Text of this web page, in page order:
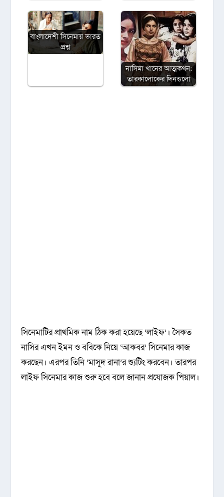
বাংলাদেশী সিনেমায় ভারত
প্রশ্ন
নাসিমা খানের আত্মকথন:
তারকালোকের দিনগুলো
সিনেমাটির প্রাথমিক নাম ঠিক করা হয়েছে ‘লাইফ’। সৈকত
নাসির এখন ইমন ও ববিকে নিয়ে ‘আকবর’ সিনেমার কাজ
করছেন। এরপর তিনি ‘মাসুদ রানা’র শ্যুটিং করবেন। তারপর
লাইফ সিনেমার কাজ শুরু হবে বলে জানান প্রযোজক পিয়াল।